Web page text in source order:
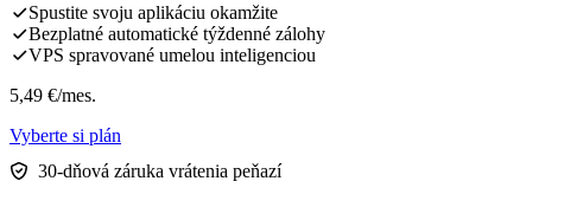
Spustite svoju aplikáciu okamžite
Bezplatné automatické týždenné zálohy
VPS spravované umelou inteligenciou
5,49 €/mes.
Vyberte si plán
30-dňová záruka vrátenia peňazí